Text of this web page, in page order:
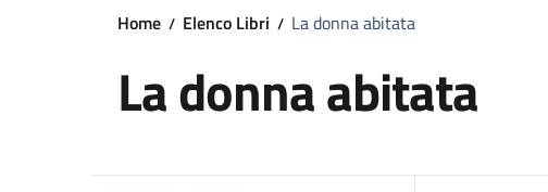
Home Elenco Libri La donna abitata
La donna abitata